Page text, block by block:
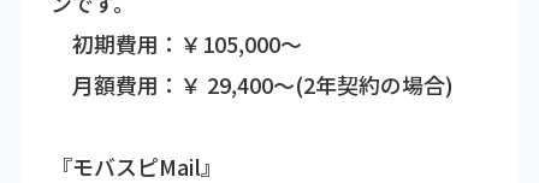
初期費用：￥105,000～
月額費用：￥ 29,400～(2年契約の場合)
『モバスピMail』